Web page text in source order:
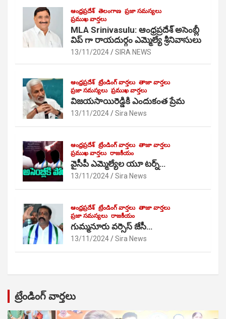
ఆంధ్రప్రదేశ్ తెలంగాణ ప్రజా సమస్యలు
ప్రముఖ వార్తలు
MLA Srinivasulu: ఆంధ్రప్రదేశ్ అసెంబ్లీ
విప్ గా రాయదుర్గం ఎమ్మెల్యే శ్రీనివాసులు
13/11/2024 SIRA NEWS
ఆంధ్రప్రదేశ్ ట్రేండింగ్ వార్తలు తాజా వార్తలు
ప్రజా సమస్యలు ప్రముఖ వార్తలు
విజయసాయిరెడ్డికి ఎందుకంత ప్రేమ
13/11/2024 Sira News
ఆంధ్రప్రదేశ్ ట్రేండింగ్ వార్తలు తాజా వార్తలు
ప్రముఖ వార్తలు రాజకీయం
వైసీపీ ఎమ్మెల్యేల యూ టర్న్…
13/11/2024 Sira News
ఆంధ్రప్రదేశ్ ట్రేండింగ్ వార్తలు తాజా వార్తలు
ప్రజా సమస్యలు రాజకీయం
గుమ్మనూరు వర్సెస్ జేసీ…
13/11/2024 Sira News
ట్రేండింగ్ వార్తలు